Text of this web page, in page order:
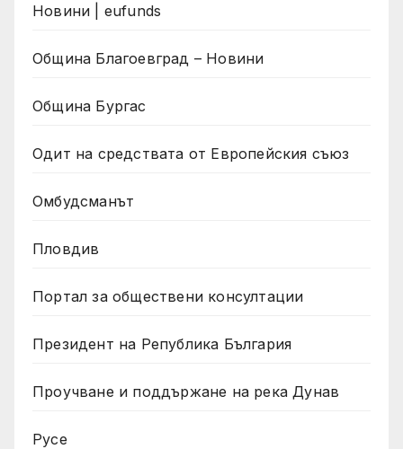
Новини | eufunds
Община Благоевград – Новини
Община Бургас
Одит на средствата от Европейския съюз
Омбудсманът
Пловдив
Портал за обществени консултации
Президент на Република България
Проучване и поддържане на река Дунав
Русе